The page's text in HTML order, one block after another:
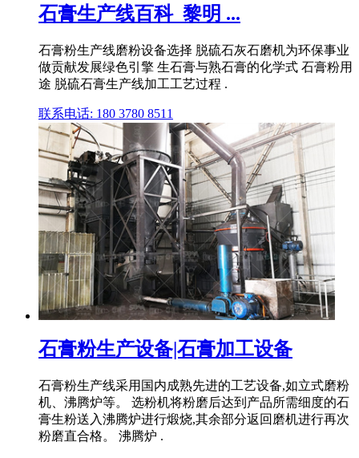
石膏生产线百科_黎明 ...
石膏粉生产线磨粉设备选择 脱硫石灰石磨机为环保事业
做贡献发展绿色引擎 生石膏与熟石膏的化学式 石膏粉用
途 脱硫石膏生产线加工工艺过程 .
联系电话: 180 3780 8511
石膏粉生产设备|石膏加工设备
石膏粉生产线采用国内成熟先进的工艺设备,如立式磨粉
机、沸腾炉等。 选粉机将粉磨后达到产品所需细度的石
膏生粉送入沸腾炉进行煅烧,其余部分返回磨机进行再次
粉磨直合格。 沸腾炉 .